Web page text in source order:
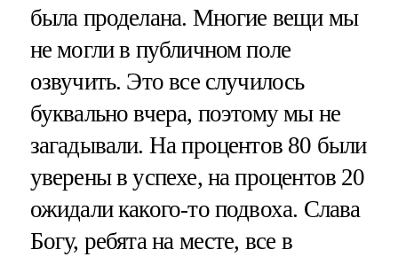
была проделана. Многие вещи мы
не могли в публичном поле
озвучить. Это все случилось
буквально вчера, поэтому мы не
загадывали. На процентов 80 были
уверены в успехе, на процентов 20
ожидали какого-то подвоха. Слава
Богу, ребята на месте, все в